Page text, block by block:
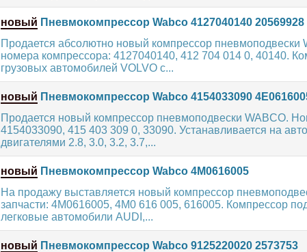
новый Пневмокомпрессор Wabco 4127040140 20569928
Продается абсолютно новый компрессор пневмоподвески
номера компрессора: 4127040140, 412 704 014 0, 40140.
грузовых автомобилей VOLVO с...
новый Пневмокомпрессор Wabco 4154033090
Продается новый компрессор пневмоподвески WABCO.
4154033090, 415 403 309 0, 33090. Устанавливается на
двигателями 2.8, 3.0, 3.2, 3.7,...
новый Пневмокомпрессор Wabco 4M0616005
На продажу выставляется новый компрессор
запчасти: 4M0616005, 4M0 616 005, 616005. Компрессор
легковые автомобили AUDI,...
новый Пневмокомпрессор Wabco 9125220020 2573753